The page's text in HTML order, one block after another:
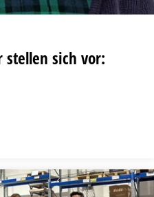
stellen sich vor: